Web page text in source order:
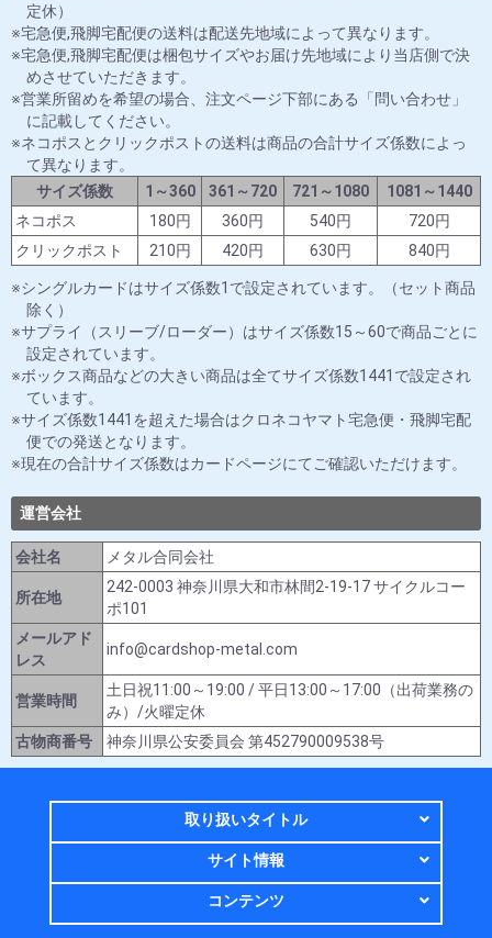
定休）
宅急便,飛脚宅配便の送料は配送先地域によって異なります。
宅急便,飛脚宅配便は梱包サイズやお届け先地域により当店側で決
めさせていただきます。
営業所留めを希望の場合、注文ページ下部にある「問い合わせ」
に記載してください。
ネコポスとクリックポストの送料は商品の合計サイズ係数によっ
て異なります。
サイズ係数
1～360 361～720 721～1080
1081～1440
ネコポス
180円 360円 540円
720円
クリックポスト
210円 420円 630円 840円
シングルカードはサイズ係数1で設定されています。（セット商品
除く）
サプライ（スリーブ/ローダー）はサイズ係数15～60で商品ごとに
設定されています。
ボックス商品などの大きい商品は全てサイズ係数1441で設定され
ています。
サイズ係数1441を超えた場合はクロネコヤマト宅急便・飛脚宅配
便での発送となります。
現在の合計サイズ係数はカードページにてご確認いただけます。
運営会社
会社名 メタル合同会社
所在地
242-0003 神奈川県大和市林間2-19-17 サイクルコー
ポ101
メールアド
レス
info@cardshop-metal.com
営業時間
土日祝11:00～19:00 / 平日13:00～17:00（出荷業務の
み）/火曜定休
古物商番号
神奈川県公安委員会 第452790009538号
取り扱いタイトル
サイト情報
コンテンツ